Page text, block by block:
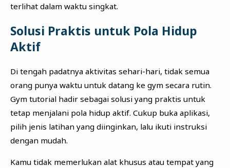
terlihat dalam waktu singkat.
Solusi Praktis untuk Pola Hidup
Aktif
Di tengah padatnya aktivitas sehari-hari, tidak semua
orang punya waktu untuk datang ke gym secara rutin.
Gym tutorial hadir sebagai solusi yang praktis untuk
tetap menjalani pola hidup aktif. Cukup buka aplikasi,
pilih jenis latihan yang diinginkan, lalu ikuti instruksi
dengan mudah.
Kamu tidak memerlukan alat khusus atau tempat yang